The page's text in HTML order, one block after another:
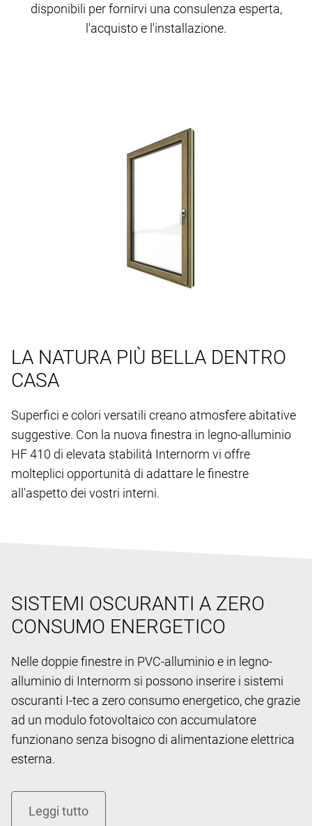
disponibili per fornirvi una consulenza esperta,
l'acquisto e l'installazione.
LA NATURA PIÙ BELLA DENTRO
CASA
Superfici e colori versatili creano atmosfere abitative
suggestive. Con la nuova finestra in legno-alluminio
HF 410 di elevata stabilità Internorm vi offre
molteplici opportunità di adattare le finestre
all'aspetto dei vostri interni.
SISTEMI OSCURANTI A ZERO
CONSUMO ENERGETICO
Nelle doppie finestre in PVC-alluminio e in legno-
alluminio di Internorm si possono inserire i sistemi
oscuranti I-tec a zero consumo energetico, che grazie
ad un modulo fotovoltaico con accumulatore
funzionano senza bisogno di alimentazione elettrica
esterna.